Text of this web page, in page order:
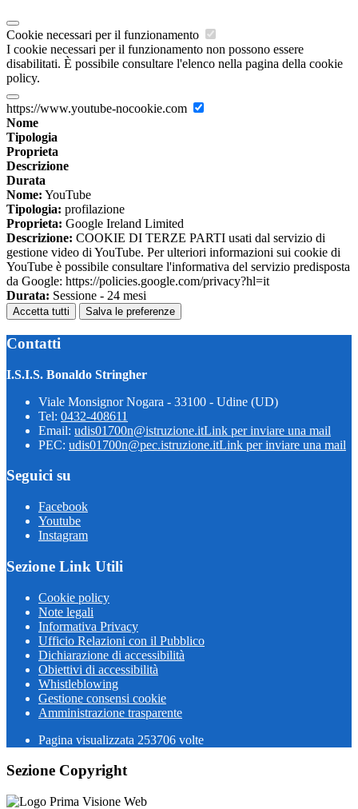
Cookie necessari per il funzionamento
I cookie necessari per il funzionamento non possono essere
disabilitati. È possibile consultare l'elenco nella pagina della cookie
policy.
https://www.youtube-nocookie.com
Nome
Tipologia
Proprieta
Descrizione
Durata
Nome: YouTube
Tipologia: profilazione
Proprieta: Google Ireland Limited
Descrizione: COOKIE DI TERZE PARTI usati dal servizio di
gestione video di YouTube. Per ulteriori informazioni sui cookie di
YouTube è possibile consultare l'informativa del servizio predisposta
da Google: https://policies.google.com/privacy?hl=it
Durata: Sessione - 24 mesi
Accetta tutti Salva le preferenze
Contatti
I.S.I.S. Bonaldo Stringher
Viale Monsignor Nogara - 33100 - Udine (UD)
Tel: 0432-408611
Email: udis01700n@istruzione.itLink per inviare una mail
PEC: udis01700n@pec.istruzione.itLink per inviare una mail
Seguici su
Facebook
Youtube
Instagram
Sezione Link Utili
Cookie policy
Note legali
Informativa Privacy
Ufficio Relazioni con il Pubblico
Dichiarazione di accessibilità
Obiettivi di accessibilità
Whistleblowing
Gestione consensi cookie
Amministrazione trasparente
Pagina visualizzata 253706 volte
Sezione Copyright